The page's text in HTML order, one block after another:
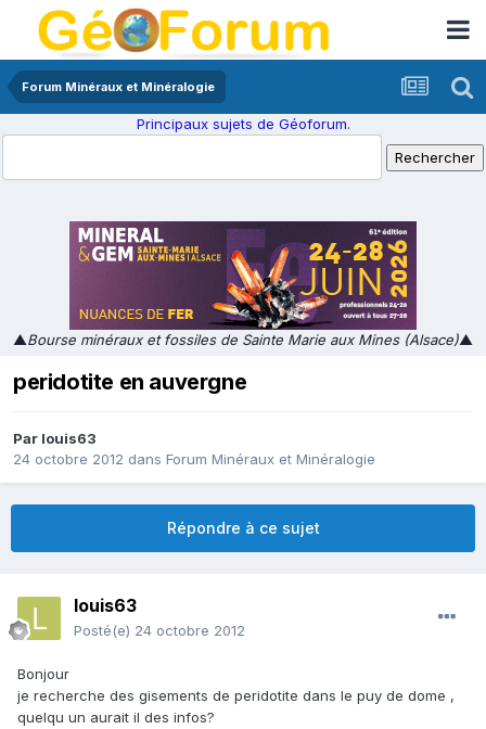
Forum Minéraux et Minéralogie
Principaux sujets de Géoforum.
▲Bourse minéraux et fossiles de Sainte Marie aux Mines (Alsace)▲
peridotite en auvergne
Par louis63
24 octobre 2012 dans Forum Minéraux et Minéralogie
Répondre à ce sujet
louis63
Posté(e) 24 octobre 2012
Bonjour
je recherche des gisements de peridotite dans le puy de dome ,
quelqu un aurait il des infos?